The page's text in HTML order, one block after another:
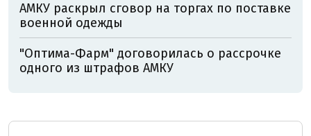
АМКУ раскрыл сговор на торгах по поставке
военной одежды
"Оптима-Фарм" договорилась о рассрочке
одного из штрафов АМКУ